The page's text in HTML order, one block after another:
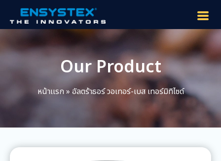
Our Product
หน้าเเรก » อัลตร้าธอร์ วอเทอร์-เบส เทอร์มิทิไซด์